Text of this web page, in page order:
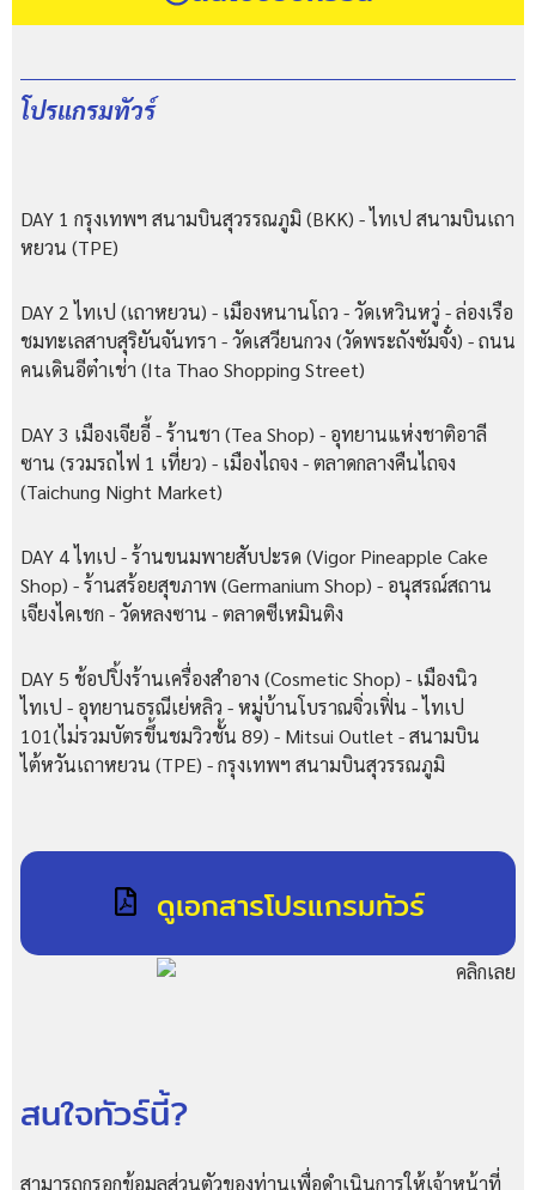
โปรแกรมทัวร์
DAY 1 กรุงเทพฯ สนามบินสุวรรณภูมิ (BKK) - ไทเป สนามบินเถา
หยวน (TPE)
DAY 2 ไทเป (เถาหยวน) - เมืองหนานโถว - วัดเหวินหวู่ - ล่องเรือ
ชมทะเลสาบสุริยันจันทรา - วัดเสวียนกวง (วัดพระถังซัมจั๋ง) - ถนน
คนเดินอีต๋าเช่า (Ita Thao Shopping Street)
DAY 3 เมืองเจียอี้ - ร้านชา (Tea Shop) - อุทยานแห่งชาติอาลี
ซาน (รวมรถไฟ 1 เที่ยว) - เมืองไถจง - ตลาดกลางคืนไถจง
(Taichung Night Market)
DAY 4 ไทเป - ร้านขนมพายสับปะรด (Vigor Pineapple Cake
Shop) - ร้านสร้อยสุขภาพ (Germanium Shop) - อนุสรณ์สถาน
เจียงไคเชก - วัดหลงซาน - ตลาดซีเหมินติง
DAY 5 ช้อปปิ้งร้านเครื่องสำอาง (Cosmetic Shop) - เมืองนิว
ไทเป - อุทยานธรณีเย่หลิว - หมู่บ้านโบราณจิ่วเฟิ่น - ไทเป
101(ไม่รวมบัตรขึ้นชมวิวชั้น 89) - Mitsui Outlet - สนามบิน
ไต้หวันเถาหยวน (TPE) - กรุงเทพฯ สนามบินสุวรรณภูมิ
ดูเอกสารโปรแกรมทัวร์
สนใจทัวร์นี้?
สามารถกรอกข้อมูลส่วนตัวของท่านเพื่อดำเนินการให้เจ้าหน้าที่